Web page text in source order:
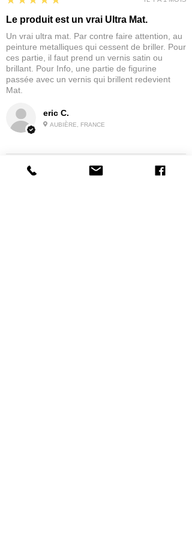
eric C.
AUBIÈRE, FRANCE
Le produit est un vrai Ultra Mat.
Un vrai ultra mat. Par contre faire attention, au
peinture metalliques qui cessent de briller. Pour
ces partie, il faut prend un vernis satin ou
brillant. Pour Info, une partie de figurine
passée avec un vernis qui brillent redevient
Mat.
★★★★★